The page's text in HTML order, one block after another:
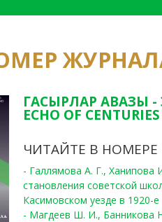
ГАСЫРЛАР АВАЗЫ -
ECHO OF
ЧИТАЙТЕ В НОМЕРЕ
- Галлямова А. Г.,
становления советской
Касимовском уезде в 1920-е
- Магдеев Ш. И., Банникова